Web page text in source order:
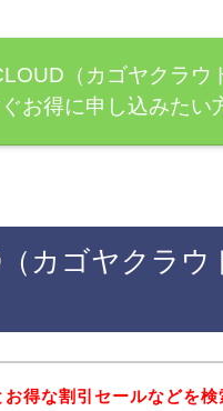
（カゴヤクラウ
お得に申し込みたい
カゴヤクラ
お得な割引セールなどを